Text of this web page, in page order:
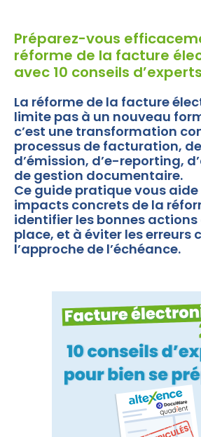
Préparez-vous
réforme de la facture
avec 10 conseils d’experts
La réforme de la facture
limite pas à un nouveau
c’est une transformation
processus de facturation,
d’émission, d’e-reporting,
de gestion documentaire.
Ce guide pratique vous
impacts concrets de la
identifier les bonnes
place, et à éviter les erreurs
l’approche de l’échéance.